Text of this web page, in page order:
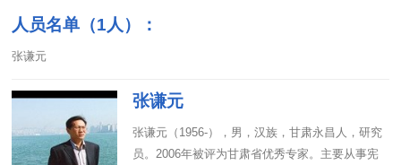
人员名单（1人）：
张谦元
张谦元
张谦元（1956-），男，汉族，甘肃永昌人，研究
员。2006年被评为甘肃省优秀专家。主要从事宪